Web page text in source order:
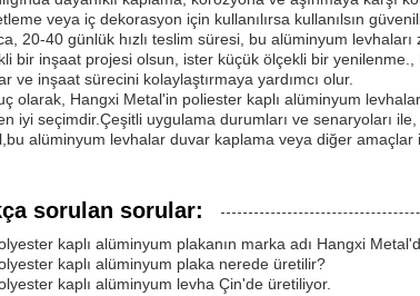
veya iç dekorasyon için kullanılırsa kullanılsın
20-40 günlük hızlı teslim süresi, bu alüminyum
bir inşaat projesi olsun, ister küçük ölçekli bir yenilenme.,
ve inşaat sürecini kolaylaştırmaya yardımcı olur.
olarak, Hangxi Metal'in poliester kaplı alüminyum
iyi seçimdir.Çeşitli uygulama durumları ve senaryoları
alüminyum levhalar duvar kaplama veya diğer
sorulan sorular:
kaplı alüminyum plakanın marka adı Hangxi
kaplı alüminyum plaka nerede üretilir?
kaplı alüminyum levha Çin'de üretiliyor.